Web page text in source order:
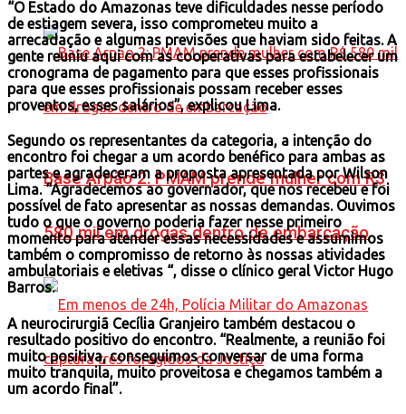
Base Arpão 2: PMAM prende mulher com R$
580 mil em drogas dentro de embarcação
“O Estado do Amazonas teve dificuldades nesse período
de estiagem severa, isso comprometeu muito a
arrecadação e algumas previsões que haviam sido feitas. A
gente reuniu aqui com as cooperativas para estabelecer um
cronograma de pagamento para que esses profissionais
para que esses profissionais possam receber esses
proventos, esses salários”, explicou Lima.
Segundo os representantes da categoria, a intenção do
encontro foi chegar a um acordo benéfico para ambas as
partes e agradeceram a proposta apresentada por Wilson
Lima. “Agradecemos ao governador, que nos recebeu e foi
possível de fato apresentar as nossas demandas. Ouvimos
tudo o que o governo poderia fazer nesse primeiro
momento para atender essas necessidades e assumimos
também o compromisso de retorno às nossas atividades
ambulatoriais e eletivas “, disse o clínico geral Victor Hugo
Barros.
A neurocirurgiã Cecília Granjeiro também destacou o
resultado positivo do encontro. “Realmente, a reunião foi
muito positiva, conseguimos conversar de uma forma
muito tranquila, muito proveitosa e chegamos também a
um acordo final”.